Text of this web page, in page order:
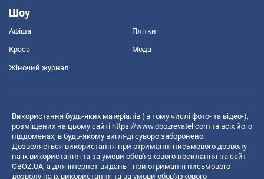
Шоу
Афіша Плітки
Краса Мода
Жіночий журнал
Використання будь-яких матеріалів ( в тому числі фото- та відео-),
розміщених на цьому сайті https://www.obozrevatel.com та всіх його
піддоменах, в будь-якому вигляді суворо заборонено.
Дозволяється використання при отриманні письмового дозволу
на їх використання та за умови обов'язкового посилання на сайт
OBOZ.UA, а для інтернет-видань - при отриманні письмового
дозволу на їх використання та за умови обов'язкового